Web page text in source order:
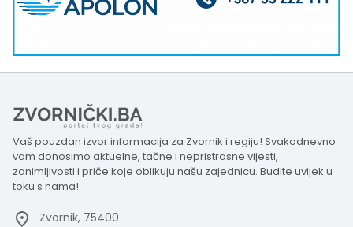
Vaš pouzdan izvor informacija za Zvornik i regiju! Svakodnevno
vam donosimo aktuelne, tačne i nepristrasne vijesti,
zanimljivosti i priče koje oblikuju našu zajednicu. Budite uvijek u
toku s nama!
Zvornik, 75400